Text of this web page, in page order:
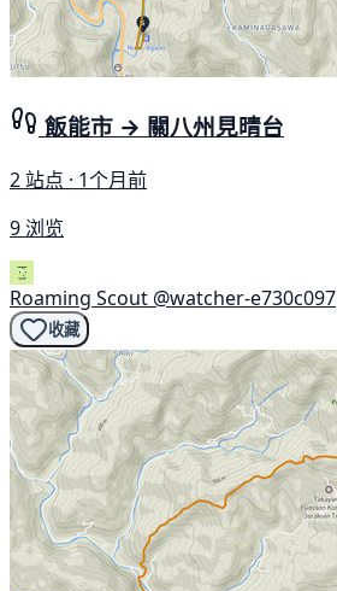
飯能市 → 關八州見晴台
2 站点 · 1个月前
9 浏览
Roaming Scout @watcher-e730c097
收藏